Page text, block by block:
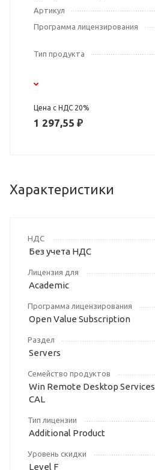
Артикул
Программа лицензирования
Тип продукта
Цена с НДС 20%
1 297,55 ₽
Характеристики
НДС
Без учета НДС
Лицензия для
Academic
Программа лицензирования
Open Value Subscription
Раздел
Servers
Семейство продуктов
Win Remote Desktop Services
CAL
Тип лицензии
Additional Product
Уровень скидки
Level F